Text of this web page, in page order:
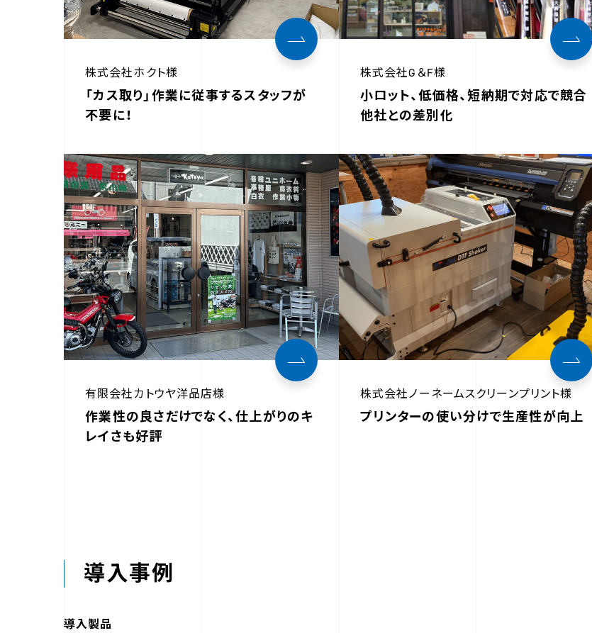
株式会社ホクト様
「カス取り」作業に従事するスタッフが
不要に！
株式会社G＆F様
小ロット、低価格、短納期で対応で競合
他社との差別化
有限会社カトウヤ洋品店様
作業性の良さだけでなく、仕上がりのキ
レイさも好評
株式会社ノーネームスクリーンプリント様
プリンターの使い分けで生産性が向上
導入事例
導入製品